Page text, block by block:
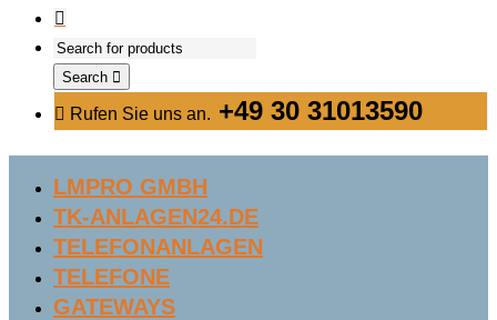
Search
Rufen Sie uns an. +49 30 31013590
LMPRO GMBH
TK-ANLAGEN24.DE
TELEFONANLAGEN
TELEFONE
GATEWAYS